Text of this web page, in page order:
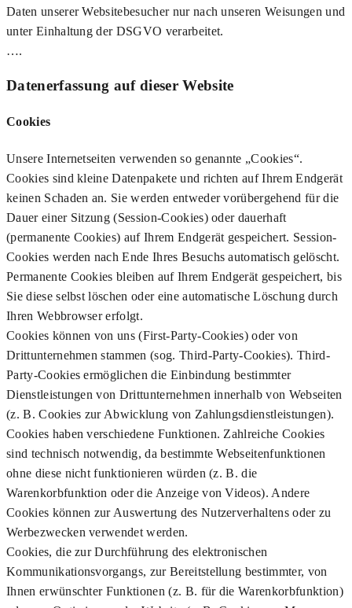
Daten unserer Websitebesucher nur nach unseren Weisungen und
unter Einhaltung der DSGVO verarbeitet.
….
Datenerfassung auf dieser Website
Cookies
Unsere Internetseiten verwenden so genannte „Cookies“.
Cookies sind kleine Datenpakete und richten auf Ihrem Endgerät
keinen Schaden an. Sie werden entweder vorübergehend für die
Dauer einer Sitzung (Session-Cookies) oder dauerhaft
(permanente Cookies) auf Ihrem Endgerät gespeichert. Session-
Cookies werden nach Ende Ihres Besuchs automatisch gelöscht.
Permanente Cookies bleiben auf Ihrem Endgerät gespeichert, bis
Sie diese selbst löschen oder eine automatische Löschung durch
Ihren Webbrowser erfolgt.
Cookies können von uns (First-Party-Cookies) oder von
Drittunternehmen stammen (sog. Third-Party-Cookies). Third-
Party-Cookies ermöglichen die Einbindung bestimmter
Dienstleistungen von Drittunternehmen innerhalb von Webseiten
(z. B. Cookies zur Abwicklung von Zahlungsdienstleistungen).
Cookies haben verschiedene Funktionen. Zahlreiche Cookies
sind technisch notwendig, da bestimmte Webseitenfunktionen
ohne diese nicht funktionieren würden (z. B. die
Warenkorbfunktion oder die Anzeige von Videos). Andere
Cookies können zur Auswertung des Nutzerverhaltens oder zu
Werbezwecken verwendet werden.
Cookies, die zur Durchführung des elektronischen
Kommunikationsvorgangs, zur Bereitstellung bestimmter, von
Ihnen erwünschter Funktionen (z. B. für die Warenkorbfunktion)